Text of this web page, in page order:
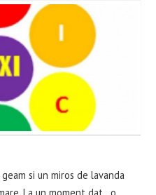
si un miros de lavanda